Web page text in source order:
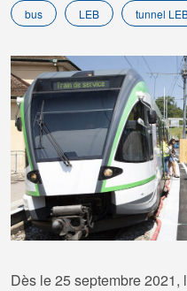
bus
LEB tunnel
Dès le 25 septembre